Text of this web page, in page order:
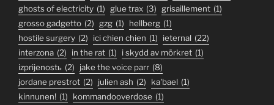
ghosts of electricity (1) glue trax (3) grisaillement (1)
grosso gadgetto (2) gzg (1) hellberg (1)
hostile surgery (2) ici chien chien (1) ieternal (22)
interzona (2) in the rat (1) i skydd av mörkret (1)
izprijenostь (2) jake the voice parr (8)
jordane prestrot (2) julien ash (2) ka'bael (1)
kinnunen! (1) kommandooverdose (1)